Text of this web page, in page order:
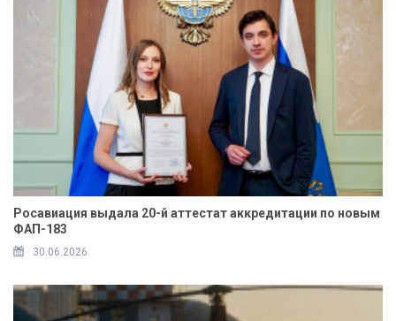
Росавиация выдала 20-й аттестат аккредитации по новым
ФАП-183
30.06.2026